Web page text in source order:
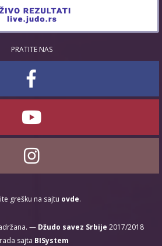
PRATITE NAS
grešku na sajtu ovde.
— Džudo savez Srbije 2017/2018
sajta BISystem